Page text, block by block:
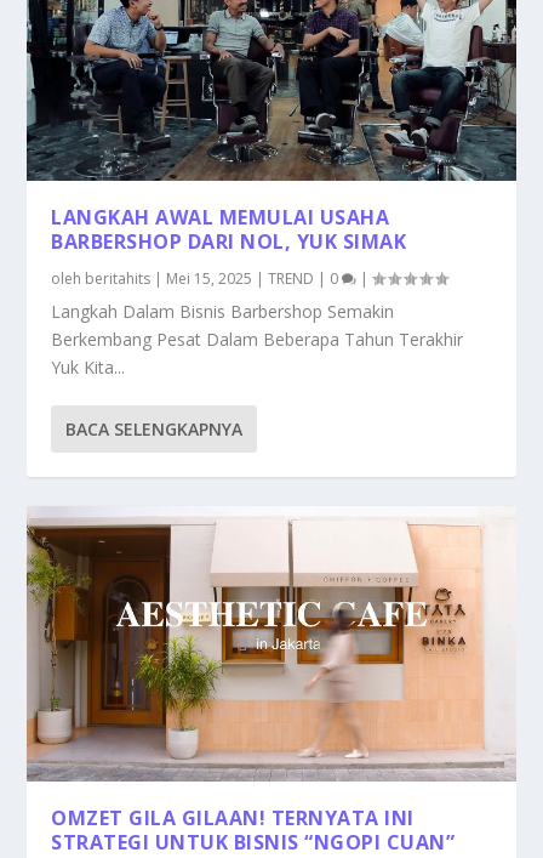
LANGKAH AWAL MEMULAI USAHA
BARBERSHOP DARI NOL, YUK SIMAK
oleh beritahits | Mei 15, 2025 |TREND | 0 |
Langkah Dalam Bisnis Barbershop Semakin
Berkembang Pesat Dalam Beberapa Tahun Terakhir
Yuk Kita...
BACA SELENGKAPNYA
OMZET GILA GILAAN! TERNYATA INI
STRATEGI UNTUK BISNIS “NGOPI CUAN”